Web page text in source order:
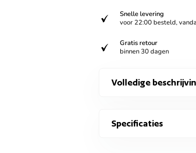
verified
Snelle levering
voor 22:00 besteld,
verified
Gratis retour
binnen 30 dagen
Volledige
Specificaties